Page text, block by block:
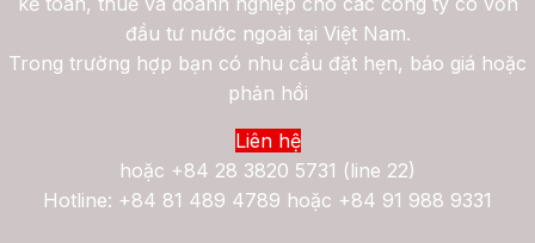
đầu tư nước ngoài tại Việt Nam.
Trong trường hợp bạn có nhu cầu đặt hẹn, báo giá hoặc
phản hồi
Liên hệ
hoặc +84 28 3820 5731 (line 22)
Hotline: +84 81 489 4789 hoặc +84 91 988 9331